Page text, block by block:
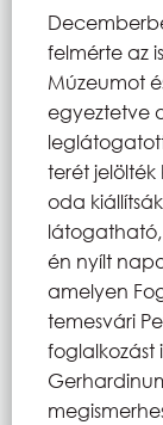
felmérte az
Múzeumot
egyeztetve
terét
oda
látogatható,
én nyílt
amelyen
temesvári
foglalkozást